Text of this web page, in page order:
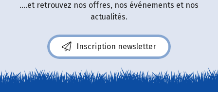
....et retrouvez nos offres, nos événements et nos
actualités.
Inscription newsletter